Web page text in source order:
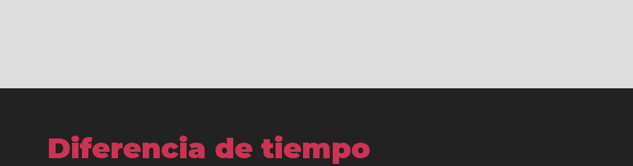
Diferencia de tiempo